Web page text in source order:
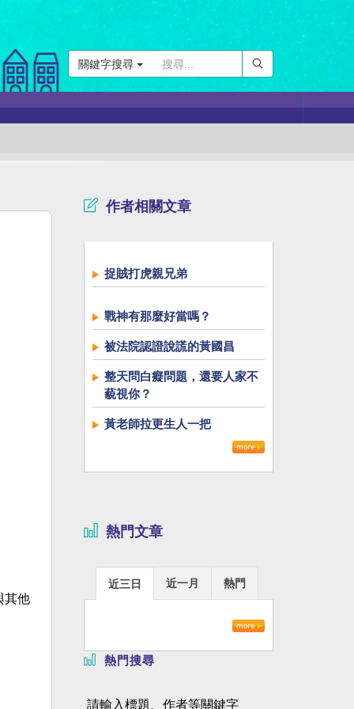
關鍵字搜尋
其他
作者相關文章
捉賊打虎親兄弟
戰神有那麼好當嗎？
被法院認證說謊的黃國昌
整天問白癡問題，還要人家不
藐視你？
黃老師拉更生人一把
熱門文章
近三日 近一月 熱門
熱門搜尋
請輸入標題、作者等關鍵字